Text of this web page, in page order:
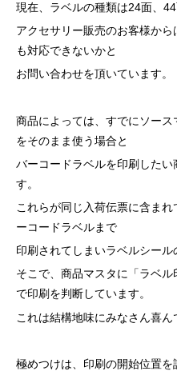
現在、ラベルの種類は24面、
アクセサリー販売のお客様か
も対応できないかと
お問い合わせを頂いています。
商品によっては、すでにソー
をそのまま使う場合と
バーコードラベルを印刷した
す。
これらが同じ入荷伝票に含ま
ーコードラベルまで
印刷されてしまいラベルシール
そこで、商品マスタに「ラベ
で印刷を判断しています。
これは結構地味にみなさん喜ん
極めつけは、印刷の開始位置を